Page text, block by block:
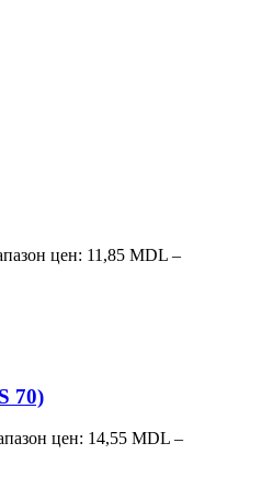
цен: 11,85 MDL –
70)
цен: 14,55 MDL –